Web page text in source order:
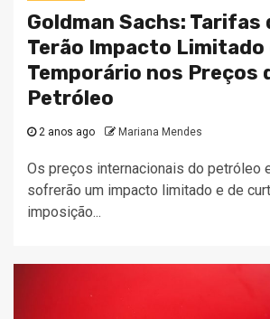
Goldman Sachs: Tarifas
Terão Impacto Limitado
Temporário nos Preços
Petróleo
2 anos ago Mariana Mendes
Os preços internacionais do petróleo
sofrerão um impacto limitado e de
imposição...